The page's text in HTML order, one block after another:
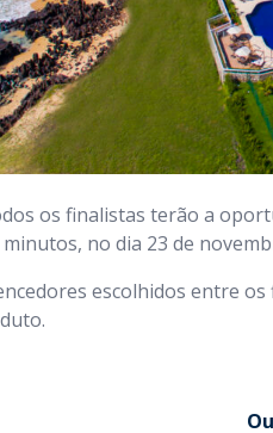
os finalistas terão a
no dia 23 de
escolhidos entre